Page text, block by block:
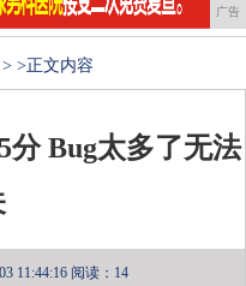
广告
> >正文内容
分 Bug太多了无法
11:44:16 阅读：14